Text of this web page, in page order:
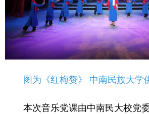
图为《红梅赞》 中南民族大学
本次音乐党课由中南民大校党